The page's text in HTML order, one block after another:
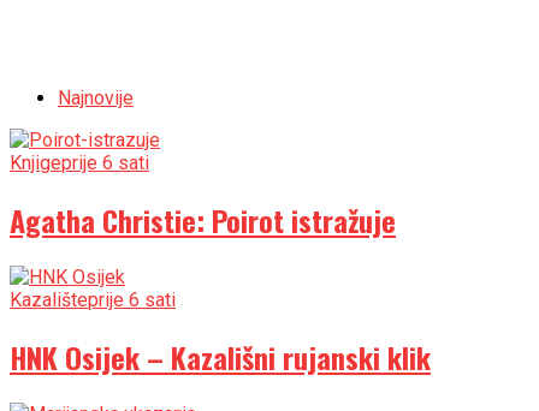
Najnovije
Knjigeprije 6 sati
Agatha Christie: Poirot istražuje
Kazališteprije 6 sati
HNK Osijek – Kazališni rujanski klik